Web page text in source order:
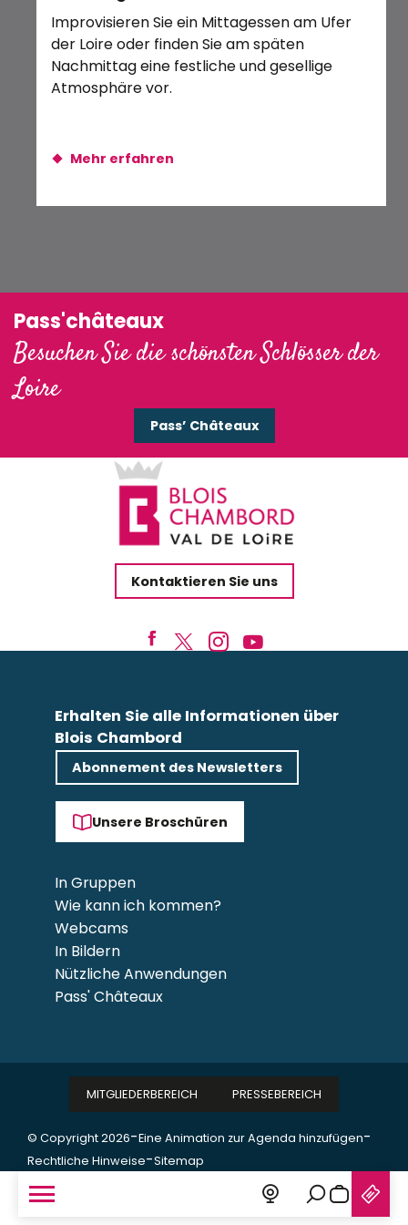
Suche
Soirée Blanche 2026
Bébé Artiste
Improvisieren Sie ein Mittagessen am Ufer
der Loire oder finden Sie am späten
Nachmittag eine festliche und gesellige
Atmosphäre vor.
Mehr erfahren
Pass'châteaux
Besuchen Sie die schönsten Schlösser der
Loire
Pass’ Châteaux
Kontaktieren Sie uns
Erhalten Sie alle Informationen über
Blois Chambord
Abonnement des Newsletters
Unsere Broschüren
In Gruppen
Wie kann ich kommen?
Webcams
In Bildern
Nützliche Anwendungen
Pass' Châteaux
© Copyright 2026-Eine Animation zur Agenda hinzufügen-
Rechtliche Hinweise-Sitemap
MITGLIEDERBEREICH PRESSEBEREICH